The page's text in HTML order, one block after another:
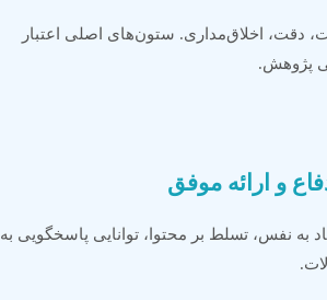
دقت، اخلاق‌مداری. ستون‌های اصلی اعتبار
پژوهش.
به نفس، تسلط بر محتوا، توانایی پاسخگویی به